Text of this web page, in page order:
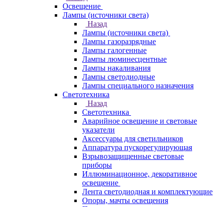
Освещение
Лампы (источники света)
Назад
Лампы (источники света)
Лампы газоразрядные
Лампы галогенные
Лампы люминесцентные
Лампы накаливания
Лампы светодиодные
Лампы специального назначения
Светотехника
Назад
Светотехника
Аварийное освещение и световые
указатели
Аксессуары для светильников
Аппаратура пускорегулирующая
Взрывозащищенные световые
приборы
Иллюминационное, декоративное
освещение
Лента светодиодная и комплектующие
Опоры, мачты освещения